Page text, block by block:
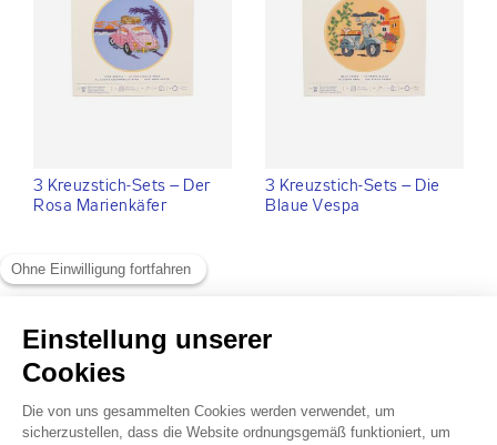
3 Kreuzstich-Sets – Der
Rosa Marienkäfer
3 Kreuzstich-Sets – Die
Blaue Vespa